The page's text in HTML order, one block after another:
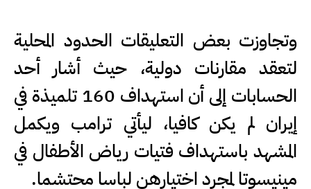
وتجاوزت بعض التعليقات الحدود المحلية
لتعقد مقارنات دولية، حيث أشار أحد
الحسابات إلى أن استهداف 160 تلميذة في
إيران لم يكن كافيا، ليأتي ترامب ويكمل
المشهد باستهداف فتيات رياض الأطفال في
مينيسوتا لمجرد اختيارهن لباسا محتشما.